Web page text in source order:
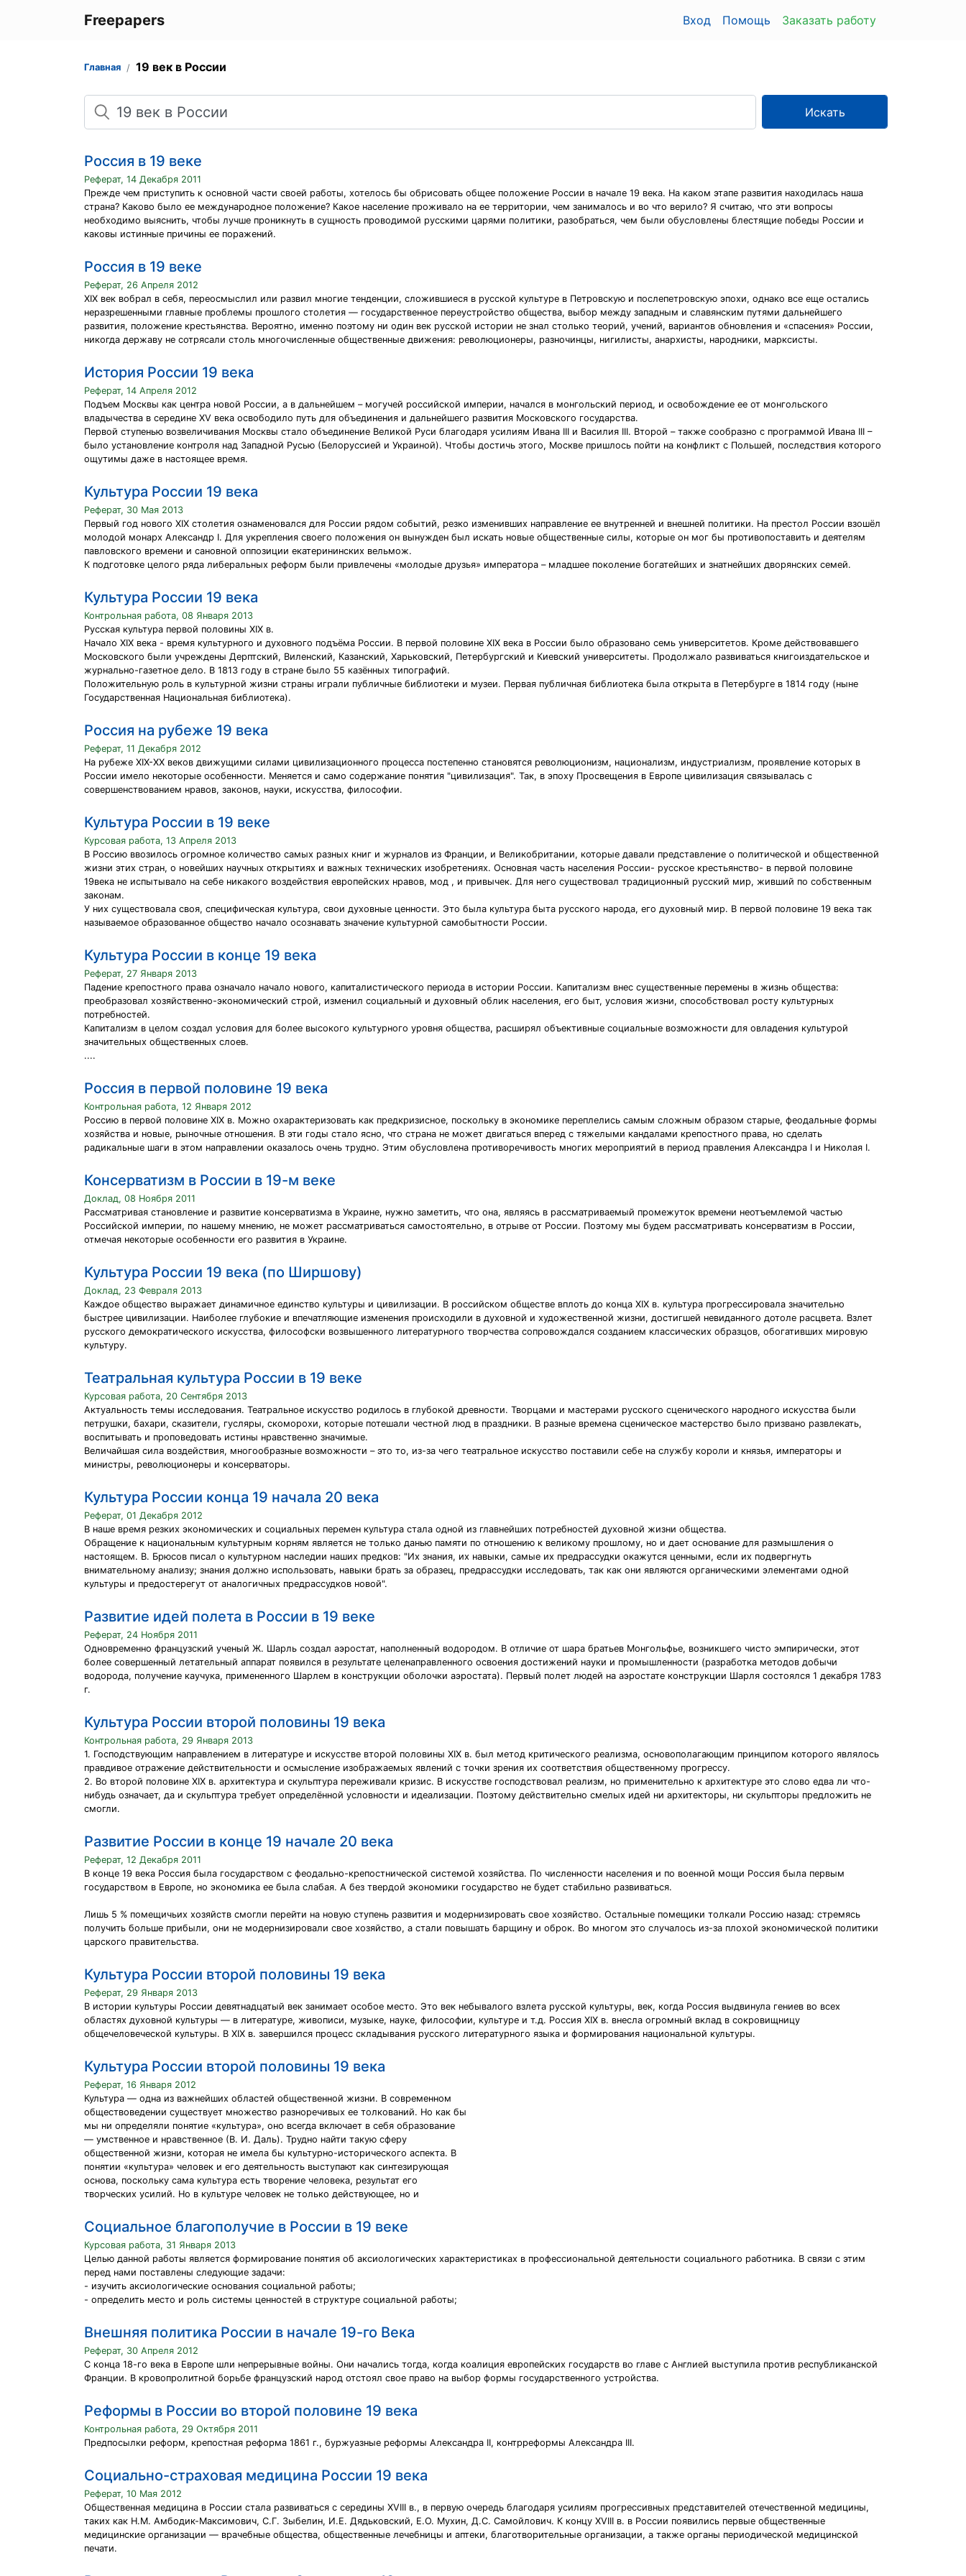
Freepapers Вход Помощь Заказать работу
Главная 19 век в России
Поиск
Искать
Россия в 19 веке
Реферат, 14 Декабря 2011
Прежде чем приступить к основной части своей работы, хотелось бы обрисовать общее положение России в начале 19 века. На каком этапе развития находилась наша
страна? Каково было ее международное положение? Какое население проживало на ее территории, чем занималось и во что верило? Я считаю, что эти вопросы
необходимо выяснить, чтобы лучше проникнуть в сущность проводимой русскими царями политики, разобраться, чем были обусловлены блестящие победы России и
каковы истинные причины ее поражений.
Россия в 19 веке
Реферат, 26 Апреля 2012
XIX век вобрал в себя, переосмыслил или развил многие тенденции, сложившиеся в русской культуре в Петровскую и послепетровскую эпохи, однако все еще остались
неразрешенными главные проблемы прошлого столетия — государственное переустройство общества, выбор между западным и славянским путями дальнейшего
развития, положение крестьянства. Вероятно, именно поэтому ни один век русской истории не знал столько теорий, учений, вариантов обновления и «спасения» России,
никогда державу не сотрясали столь многочисленные общественные движения: революционеры, разночинцы, нигилисты, анархисты, народники, марксисты.
История России 19 века
Реферат, 14 Апреля 2012
Подъем Москвы как центра новой России, а в дальнейшем – могучей российской империи, начался в монгольский период, и освобождение ее от монгольского
владычества в середине XV века освободило путь для объединения и дальнейшего развития Московского государства.
Первой ступенью возвеличивания Москвы стало объединение Великой Руси благодаря усилиям Ивана III и Василия III. Второй – также сообразно с программой Ивана III –
было установление контроля над Западной Русью (Белоруссией и Украиной). Чтобы достичь этого, Москве пришлось пойти на конфликт с Польшей, последствия которого
ощутимы даже в настоящее время.
Культура России 19 века
Реферат, 30 Мая 2013
Первый год нового XIX столетия ознаменовался для России рядом событий, резко изменивших направление ее внутренней и внешней политики. На престол России взошёл
молодой монарх Александр I. Для укрепления своего положения он вынужден был искать новые общественные силы, которые он мог бы противопоставить и деятелям
павловского времени и сановной оппозиции екатерининских вельмож.
К подготовке целого ряда либеральных реформ были привлечены «молодые друзья» императора – младшее поколение богатейших и знатнейших дворянских семей.
Культура России 19 века
Контрольная работа, 08 Января 2013
Русская культура первой половины XIX в.
Начало XIX века - время культурного и духовного подъёма России. В первой половине XIX века в России было образовано семь университетов. Кроме действовавшего
Московского были учреждены Дерптский, Виленский, Казанский, Харьковский, Петербургский и Киевский университеты. Продолжало развиваться книгоиздательское и
журнально-газетное дело. В 1813 году в стране было 55 казённых типографий.
Положительную роль в культурной жизни страны играли публичные библиотеки и музеи. Первая публичная библиотека была открыта в Петербурге в 1814 году (ныне
Государственная Национальная библиотека).
Россия на рубеже 19 века
Реферат, 11 Декабря 2012
На рубеже XIX-ХХ веков движущими силами цивилизационного процесса постепенно становятся революционизм, национализм, индустриализм, проявление которых в
России имело некоторые особенности. Меняется и само содержание понятия "цивилизация". Так, в эпоху Просвещения в Европе цивилизация связывалась с
совершенствованием нравов, законов, науки, искусства, философии.
Культура России в 19 веке
Курсовая работа, 13 Апреля 2013
В Россию ввозилось огромное количество самых разных книг и журналов из Франции, и Великобритании, которые давали представление о политической и общественной
жизни этих стран, о новейших научных открытиях и важных технических изобретениях. Основная часть населения России- русское крестьянство- в первой половине
19века не испытывало на себе никакого воздействия европейских нравов, мод , и привычек. Для него существовал традиционный русский мир, живший по собственным
законам.
У них существовала своя, специфическая культура, свои духовные ценности. Это была культура быта русского народа, его духовный мир. В первой половине 19 века так
называемое образованное общество начало осознавать значение культурной самобытности России.
Культура России в конце 19 века
Реферат, 27 Января 2013
Падение крепостного права означало начало нового, капиталистического периода в истории России. Капитализм внес существенные перемены в жизнь общества:
преобразовал хозяйственно-экономический строй, изменил социальный и духовный облик населения, его быт, условия жизни, способствовал росту культурных
потребностей.
Капитализм в целом создал условия для более высокого культурного уровня общества, расширял объективные социальные возможности для овладения культурой
значительных общественных слоев.
....
Россия в первой половине 19 века
Контрольная работа, 12 Января 2012
Россию в первой половине XIX в. Можно охарактеризовать как предкризисное, поскольку в экономике переплелись самым сложным образом старые, феодальные формы
хозяйства и новые, рыночные отношения. В эти годы стало ясно, что страна не может двигаться вперед с тяжелыми кандалами крепостного права, но сделать
радикальные шаги в этом направлении оказалось очень трудно. Этим обусловлена противоречивость многих мероприятий в период правления Александра I и Николая I.
Консерватизм в России в 19-м веке
Доклад, 08 Ноября 2011
Рассматривая становление и развитие консерватизма в Украине, нужно заметить, что она, являясь в рассматриваемый промежуток времени неотъемлемой частью
Российской империи, по нашему мнению, не может рассматриваться самостоятельно, в отрыве от России. Поэтому мы будем рассматривать консерватизм в России,
отмечая некоторые особенности его развития в Украине.
Культура России 19 века (по Ширшову)
Доклад, 23 Февраля 2013
Каждое общество выражает динамичное единство культуры и цивилизации. В российском обществе вплоть до конца XIX в. культура прогрессировала значительно
быстрее цивилизации. Наиболее глубокие и впечатляющие изменения происходили в духовной и художественной жизни, достигшей невиданного дотоле расцвета. Взлет
русского демократического искусства, философски возвышенного литературного творчества сопровождался созданием классических образцов, обогативших мировую
культуру.
Театральная культура России в 19 веке
Курсовая работа, 20 Сентября 2013
Актуальность темы исследования. Театральное искусство родилось в глубокой древности. Творцами и мастерами русского сценического народного искусства были
петрушки, бахари, сказители, гусляры, скоморохи, которые потешали честной люд в праздники. В разные времена сценическое мастерство было призвано развлекать,
воспитывать и проповедовать истины нравственно значимые.
Величайшая сила воздействия, многообразные возможности – это то, из-за чего театральное искусство поставили себе на службу короли и князья, императоры и
министры, революционеры и консерваторы.
Культура России конца 19 начала 20 века
Реферат, 01 Декабря 2012
В наше время резких экономических и социальных перемен культура стала одной из главнейших потребностей духовной жизни общества.
Обращение к национальным культурным корням является не только данью памяти по отношению к великому прошлому, но и дает основание для размышления о
настоящем. В. Брюсов писал о культурном наследии наших предков: "Их знания, их навыки, самые их предрассудки окажутся ценными, если их подвергнуть
внимательному анализу; знания должно использовать, навыки брать за образец, предрассудки исследовать, так как они являются органическими элементами одной
культуры и предостерегут от аналогичных предрассудков новой".
Развитие идей полета в России в 19 веке
Реферат, 24 Ноября 2011
Одновременно французский ученый Ж. Шарль создал аэростат, наполненный водородом. В отличие от шара братьев Монгольфье, возникшего чисто эмпирически, этот
более совершенный летательный аппарат появился в результате целенаправленного освоения достижений науки и промышленности (разработка методов добычи
водорода, получение каучука, примененного Шарлем в конструкции оболочки аэростата). Первый полет людей на аэростате конструкции Шарля состоялся 1 декабря 1783
г.
Культура России второй половины 19 века
Контрольная работа, 29 Января 2013
1. Господствующим направлением в литературе и искусстве второй половины XIX в. был метод критического реализма, основополагающим принципом которого являлось
правдивое отражение действительности и осмысление изображаемых явлений с точки зрения их соответствия общественному прогрессу.
2. Во второй половине XIX в. архитектура и скульптура переживали кризис. В искусстве господствовал реализм, но применительно к архитектуре это слово едва ли что-
нибудь означает, да и скульптура требует определённой условности и идеализации. Поэтому действительно смелых идей ни архитекторы, ни скульпторы предложить не
смогли.
Развитие России в конце 19 начале 20 века
Реферат, 12 Декабря 2011
В конце 19 века Россия была государством с феодально-крепостнической системой хозяйства. По численности населения и по военной мощи Россия была первым
государством в Европе, но экономика ее была слабая. А без твердой экономики государство не будет стабильно развиваться.
Лишь 5 % помещичьих хозяйств смогли перейти на новую ступень развития и модернизировать свое хозяйство. Остальные помещики толкали Россию назад: стремясь
получить больше прибыли, они не модернизировали свое хозяйство, а стали повышать барщину и оброк. Во многом это случалось из-за плохой экономической политики
царского правительства.
Культура России второй половины 19 века
Реферат, 29 Января 2013
В истории культуры России девятнадцатый век занимает особое место. Это век небывалого взлета русской культуры, век, когда Россия выдвинула гениев во всех
областях духовной культуры — в литературе, живописи, музыке, науке, философии, культуре и т.д. Россия XIX в. внесла огромный вклад в сокровищницу
общечеловеческой культуры. В XIX в. завершился процесс складывания русского литературного языка и формирования национальной культуры.
Культура России второй половины 19 века
Реферат, 16 Января 2012
Культура — одна из важнейших областей общественной жизни. В современном
обществоведении существует множество разноречивых ее толкований. Но как бы
мы ни определяли понятие «культура», оно всегда включает в себя образование
— умственное и нравственное (В. И. Даль). Трудно найти такую сферу
общественной жизни, которая не имела бы культурно-исторического аспекта. В
понятии «культура» человек и его деятельность выступают как синтезирующая
основа, поскольку сама культура есть творение человека, результат его
творческих усилий. Но в культуре человек не только действующее, но и
Социальное благополучие в России в 19 веке
Курсовая работа, 31 Января 2013
Целью данной работы является формирование понятия об аксиологических характеристиках в профессиональной деятельности социального работника. В связи с этим
перед нами поставлены следующие задачи:
- изучить аксиологические основания социальной работы;
- определить место и роль системы ценностей в структуре социальной работы;
Внешняя политика России в начале 19-го Века
Реферат, 30 Апреля 2012
С конца 18-го века в Европе шли непрерывные войны. Они начались тогда, когда коалиция европейских государств во главе с Англией выступила против республиканской
Франции. В кровопролитной борьбе французский народ отстоял свое право на выбор формы государственного устройства.
Реформы в России во второй половине 19 века
Контрольная работа, 29 Октября 2011
Предпосылки реформ, крепостная реформа 1861 г., буржуазные реформы Александра II, контрреформы Александра III.
Социально-страховая медицина России 19 века
Реферат, 10 Мая 2012
Общественная медицина в России стала развиваться с середины XVIII в., в первую очередь благодаря усилиям прогрессивных представителей отечественной медицины,
таких как Н.М. Амбодик-Максимович, С.Г. Зыбелин, И.Е. Дядьковский, Е.О. Мухин, Д.С. Самойлович. К концу XVIII в. в России появились первые общественные
медицинские организации ― врачебные общества, общественные лечебницы и аптеки, благотворительные организации, а также органы периодической медицинской
печати.